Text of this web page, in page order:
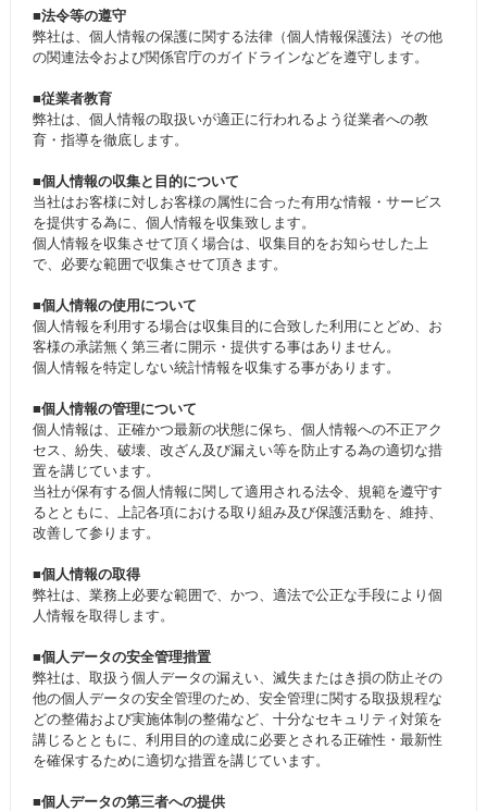
■法令等の遵守
弊社は、個人情報の保護に関する法律（個人情報保護法）その他
の関連法令および関係官庁のガイドラインなどを遵守します。
■従業者教育
弊社は、個人情報の取扱いが適正に行われるよう従業者への教
育・指導を徹底します。
■個人情報の収集と目的について
当社はお客様に対しお客様の属性に合った有用な情報・サービス
を提供する為に、個人情報を収集致します。
個人情報を収集させて頂く場合は、収集目的をお知らせした上
で、必要な範囲で収集させて頂きます。
■個人情報の使用について
個人情報を利用する場合は収集目的に合致した利用にとどめ、お
客様の承諾無く第三者に開示・提供する事はありません。
個人情報を特定しない統計情報を収集する事があります。
■個人情報の管理について
個人情報は、正確かつ最新の状態に保ち、個人情報への不正アク
セス、紛失、破壊、改ざん及び漏えい等を防止する為の適切な措
置を講じています。
当社が保有する個人情報に関して適用される法令、規範を遵守す
るとともに、上記各項における取り組み及び保護活動を、維持、
改善して参ります。
■個人情報の取得
弊社は、業務上必要な範囲で、かつ、適法で公正な手段により個
人情報を取得します。
■個人データの安全管理措置
弊社は、取扱う個人データの漏えい、滅失またはき損の防止その
他の個人データの安全管理のため、安全管理に関する取扱規程な
どの整備および実施体制の整備など、十分なセキュリティ対策を
講じるとともに、利用目的の達成に必要とされる正確性・最新性
を確保するために適切な措置を講じています。
■個人データの第三者への提供